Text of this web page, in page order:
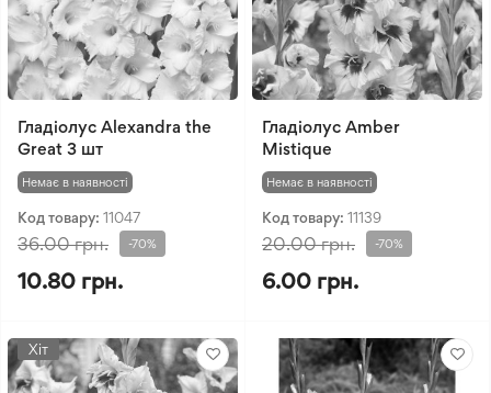
Гладіолус Alexandra the
Great 3 шт
Немає в наявності
Код товару: 11047
36.00 грн. -70%
10.80 грн.
Гладіолус Amber
Mistique
Немає в наявності
Код товару: 11139
20.00 грн. -70%
6.00 грн.
Хіт